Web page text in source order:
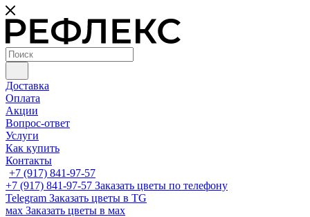
Доставка
Оплата
Акции
Вопрос-ответ
Услуги
Как купить
Контакты
+7 (917) 841-97-57
+7 (917) 841-97-57 Заказать цветы по телефону
Telegram Заказать цветы в TG
мах Заказать цветы в мах